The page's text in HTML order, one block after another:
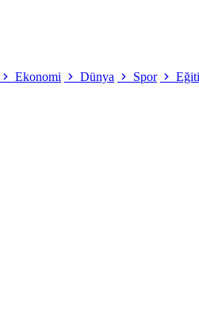
Ekonomi Dünya Spor